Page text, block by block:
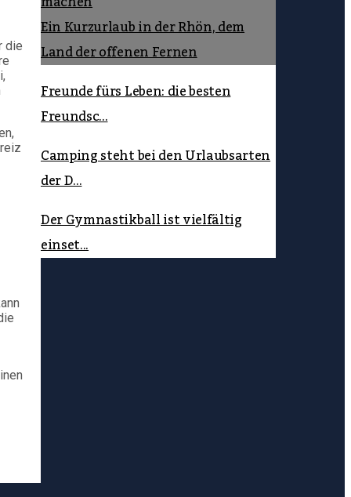
die
Ein Kurzurlaub in der Rhön, dem
Land der offenen Fernen
Freunde fürs Leben: die besten
Freundsc...
Camping steht bei den Urlaubsarten
der D...
Der Gymnastikball ist vielfältig
einset...